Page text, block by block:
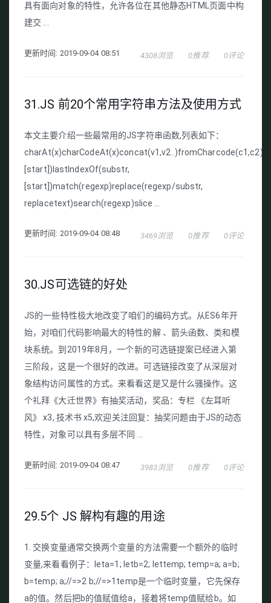
具有面向对象的特性，允许各位在其他静态HTML页面中构
建交 ...
更新时间: 2019-09-04 08:51 4308浏览 0推荐 0评论
31.JS 前20个常用字符串方法及使用方式
本文主要介绍一些最常用的JS字符串函数,列表如下：
[start])lastIndexOf(substr,
[start])match(regexp)replace(regexp/substr,
replacetext)search(regexp)slice ...
更新时间: 2019-09-04 08:48 3469浏览 0推荐 0评论
30.JS可选链的好处
JS的一些特性极大地改变了咱们的编码方式。从ES6年开
始，对咱们代码影响最大的特性的解 、箭头函数、类和模
块系统。到2019年8月，一个新的可选链提案已经进入第
三阶段，这是一个很好的改进。可选链接改变了从深层对
象结构访问属性的方式。来看看这是又是什么骚操作。这
个礼拜《大迁世界》有抽奖活动，奖品：专栏 《左耳听
风》 x3, 技术书 x5,欢迎关注回复：抽奖问题由于JS的动态
特性，对象可以具有多层不同 ...
更新时间: 2019-09-04 08:47 3983浏览 0推荐 0评论
29.5个 JS 解构有趣的用途
1. 交换变量通常交换两个变量的方法需要一个额外的临时
变量,来看看例子：leta=1; letb=2; lettemp; temp=a; a=b;
b=temp; a;//=>2 b;//=>1temp是一个临时变量，它先保存
a的值。然后把b的值赋值给a，接着将temp值赋给b。如